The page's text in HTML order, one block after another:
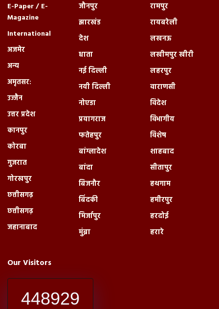
E-Paper / E-
Magazine
International
अजमेर
अन्य
अमृतसर:
उज्जैन
उत्तर प्रदेश
कानपुर
कोरबा
गुजरात
गोरखपुर
छत्तीसगढ़
छत्तीसगढ़
जहानाबाद
जौनपुर
झारखंड
देश
धाता
नई दिल्ली
नयी दिल्ली
नोएडा
प्रयागराज
फतेहपुर
बांग्लादेश
बांदा
बिजनौर
बिंदकी
मिर्जापुर
मुंब्रा
रामपुर
रायबरेली
लखनऊ
लखीमपुर खीरी
लहरपुर
वाराणसी
विदेश
विभागीय
विशेष
शाहबाद
सीतापुर
हथगाम
हमीरपुर
हरदोई
हरारे
Our Visitors
448929